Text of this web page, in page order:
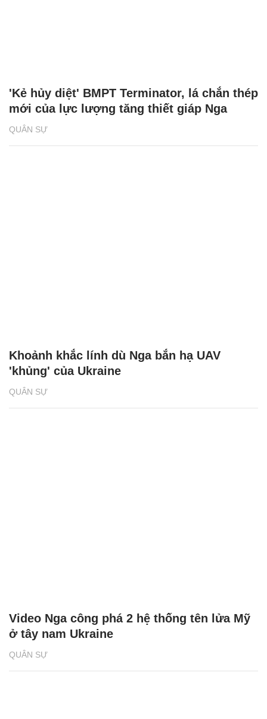
QUÂN SỰ
'Kẻ hủy diệt' BMPT Terminator, lá chắn thép
mới của lực lượng tăng thiết giáp Nga
QUÂN SỰ
Khoảnh khắc lính dù Nga bắn hạ UAV
'khủng' của Ukraine
QUÂN SỰ
Video Nga công phá 2 hệ thống tên lửa Mỹ
ở tây nam Ukraine